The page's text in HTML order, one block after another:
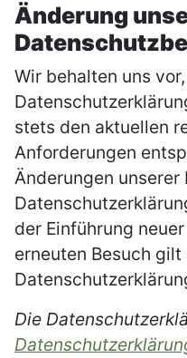
Änderung
Wir behalten uns
stets den aktuellen
Anforderungen
Änderungen
der Einführung
erneuten Besuch
Die